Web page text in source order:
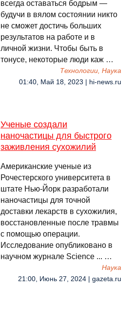
всегда оставаться бодрым —
будучи в вялом состоянии никто
не сможет достичь больших
результатов на работе и в
личной жизни. Чтобы быть в
тонусе, некоторые люди каж …
Технологии, Наука
01:40, Май 18, 2023 | hi-news.ru
Ученые создали
наночастицы для быстрого
заживления сухожилий
Американские ученые из
Рочестерского университета в
штате Нью-Йорк разработали
наночастицы для точной
доставки лекарств в сухожилия,
восстановленные после травмы
с помощью операции.
Исследование опубликовано в
научном журнале Science ... …
Наука
21:00, Июнь 27, 2024 | gazeta.ru